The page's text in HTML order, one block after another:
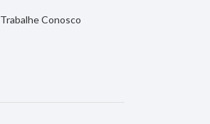
Trabalhe Conosco